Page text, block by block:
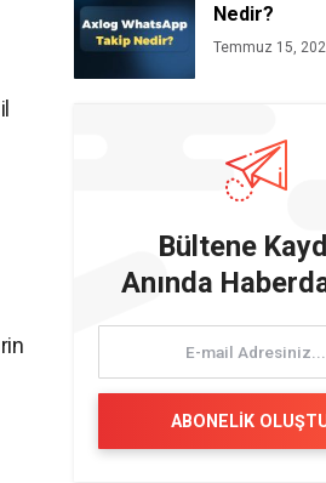
Nedir?
Temmuz 15,
Bültene
Anında
ABONELİK